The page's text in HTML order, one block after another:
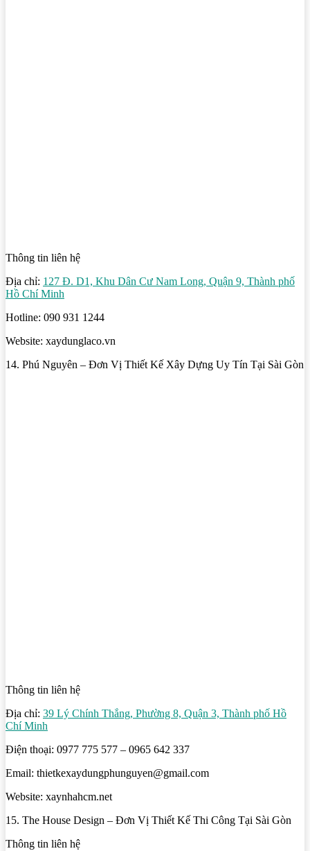
Thông tin liên hệ
Địa chỉ: 127 Đ. D1, Khu Dân Cư Nam Long, Quận 9, Thành phố
Hồ Chí Minh
Hotline: 090 931 1244
Website: xaydunglaco.vn
14. Phú Nguyên – Đơn Vị Thiết Kế Xây Dựng Uy Tín Tại Sài Gòn
Thông tin liên hệ
Địa chỉ: 39 Lý Chính Thắng, Phường 8, Quận 3, Thành phố Hồ
Chí Minh
Điện thoại: 0977 775 577 – 0965 642 337
Email: thietkexaydungphunguyen@gmail.com
Website: xaynhahcm.net
15. The House Design – Đơn Vị Thiết Kế Thi Công Tại Sài Gòn
Thông tin liên hệ